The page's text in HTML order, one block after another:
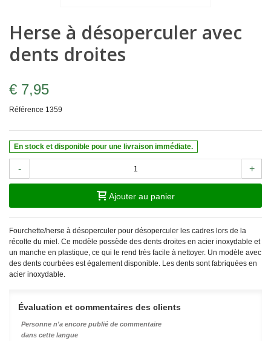
Herse à désoperculer avec
dents droites
€ 7,95
Référence 1359
En stock et disponible pour une livraison immédiate.
- +
Ajouter au panier
Fourchette/herse à désoperculer pour désoperculer les cadres lors de la
récolte du miel. Ce modèle possède des dents droites en acier inoxydable et
un manche en plastique, ce qui le rend très facile à nettoyer. Un modèle avec
des dents courbées est également disponible. Les dents sont fabriquées en
acier inoxydable.
Évaluation et commentaires des clients
Personne n'a encore publié de commentaire
dans cette langue